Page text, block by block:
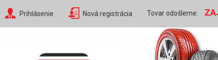
Prihlásenie Nová registrácia Tovar odošleme: